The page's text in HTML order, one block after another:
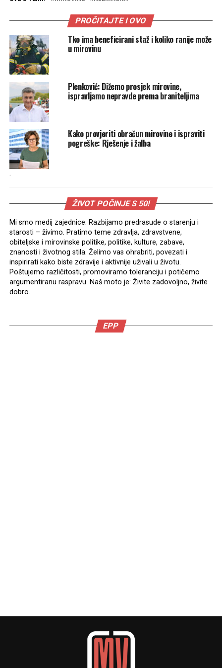
PROČITAJTE I OVO
Tko ima beneficirani staž i koliko ranije može
u mirovinu
Plenković: Dižemo prosjek mirovine,
ispravljamo nepravde prema braniteljima
Kako provjeriti obračun mirovine i ispraviti
pogreške: Rješenje i žalba
.
ŽIVOT POČINJE S 50!
Mi smo medij zajednice. Razbijamo predrasude o starenju i
starosti – živimo. Pratimo teme zdravlja, zdravstvene,
obiteljske i mirovinske politike, politike, kulture, zabave,
znanosti i životnog stila. Želimo vas ohrabriti, povezati i
inspirirati kako biste zdravije i aktivnije uživali u životu.
Poštujemo različitosti, promoviramo toleranciju i potičemo
argumentiranu raspravu. Naš moto je: Živite zadovoljno, živite
dobro.
EPP